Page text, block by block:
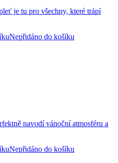
je tu pro všechny, které trápí
Nepřidáno do košíku
navodí vánoční atmosféru a
Nepřidáno do košíku